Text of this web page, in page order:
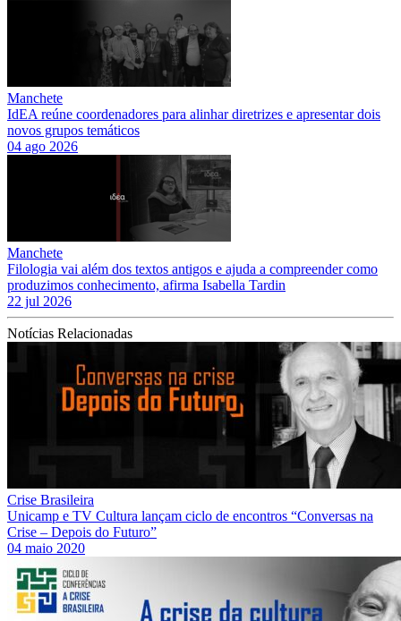
Manchete
IdEA reúne coordenadores para alinhar diretrizes e apresentar dois
novos grupos temáticos
04 ago 2026
Manchete
Filologia vai além dos textos antigos e ajuda a compreender como
produzimos conhecimento, afirma Isabella Tardin
22 jul 2026
Notícias Relacionadas
Crise Brasileira
Unicamp e TV Cultura lançam ciclo de encontros “Conversas na
Crise – Depois do Futuro”
04 maio 2020